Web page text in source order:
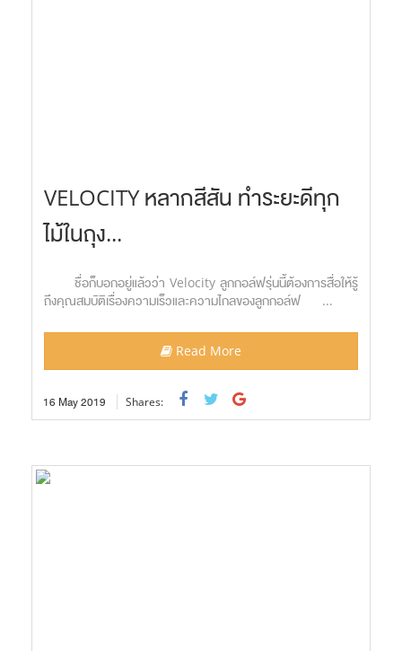
VELOCITY หลากสีสัน ทำระยะดีทุก
ไม้ในถุง...
ชื่อก็บอกอยู่แล้วว่า Velocity ลูกกอล์ฟรุ่นนี้ต้องการสื่อให้รู้
ถึงคุณสมบัติเรื่องความเร็วและความไกลของลูกกอล์ฟ ...
Read More
16 May2019 Shares: